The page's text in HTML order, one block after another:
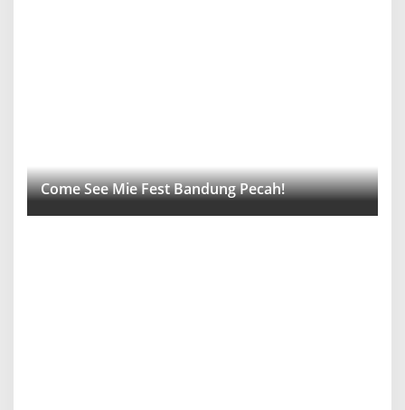
Come See Mie Fest Bandung Pecah!